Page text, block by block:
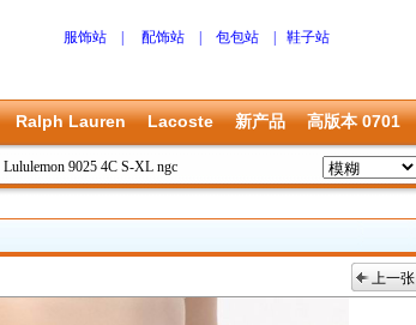
服饰站 配饰站 包包站 鞋子站
Ralph Lauren Lacoste 新产品 高版本 0701
Lululemon 9025 4C S-XL ngc
上一张